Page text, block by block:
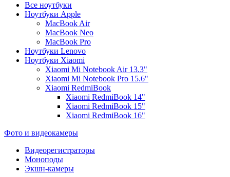
Все ноутбуки
Ноутбуки Apple
MacBook Air
MacBook Neo
MacBook Pro
Ноутбуки Lenovo
Ноутбуки Xiaomi
Xiaomi Mi Notebook Air 13.3"
Xiaomi Mi Notebook Pro 15.6"
Xiaomi RedmiBook
Xiaomi RedmiBook 14"
Xiaomi RedmiBook 15"
Xiaomi RedmiBook 16"
Фото и видеокамеры
Видеорегистраторы
Моноподы
Экшн-камеры